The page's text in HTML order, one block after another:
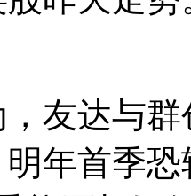
友达与
年首季